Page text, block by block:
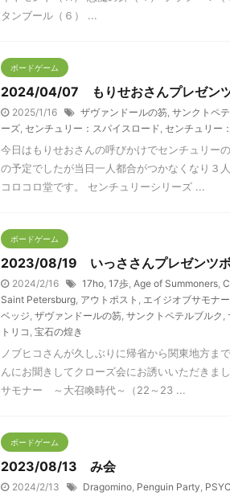
タンブール（６） ...
ボードゲーム
2024/04/07 もりせおさんプレゼン
2025/1/16 ザヴァンドールの笏, サンクトペ
ーズ, センチュリー：スパイスロード, センチュリー
今日はもりせおさんの呼びかけでセンチュリー
の予定でしたが当日一人都合がつかなくなり３
コロコロ堂です。 センチュリーシリーズ ...
ボードゲーム
2023/08/19 いっささんプレゼンツ
2024/2/16 17ho, 17歩, Age of Summoners,
Saint Petersburg, アウトポスト , エイジオブサモナ
ベッジ, ザヴァンドールの笏, サンクトペテルブルク ,
トリコ , 宝石の煌き
ノブヒコさんが久しぶりに帰省から関東地方ま
んにお聞きしてクローズ会にお誘いいただき
サモナー ～大召喚時代～（22～23 ...
ボードゲーム
2023/08/13 み会
2024/2/13 Dragomino, Penguin Party,